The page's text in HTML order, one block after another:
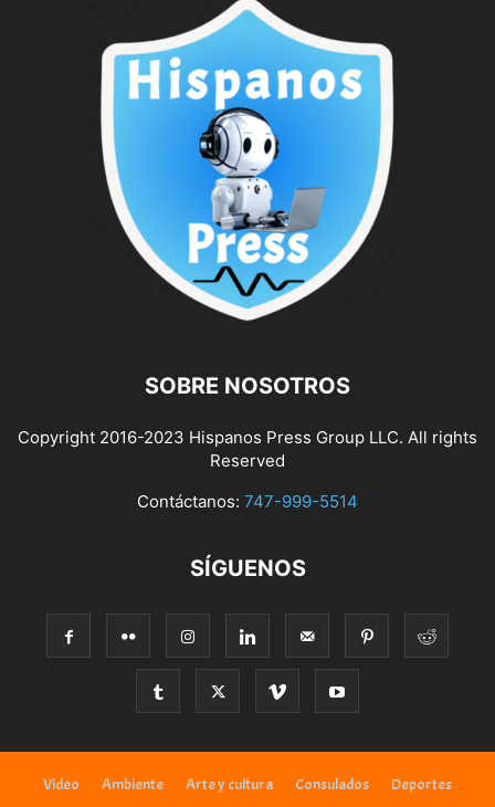
SOBRE NOSOTROS
Copyright 2016-2023 Hispanos Press Group LLC. All rights
Reserved
Contáctanos: 747-999-5514
SÍGUENOS
Video Ambiente Arte y cultura Consulados Deportes